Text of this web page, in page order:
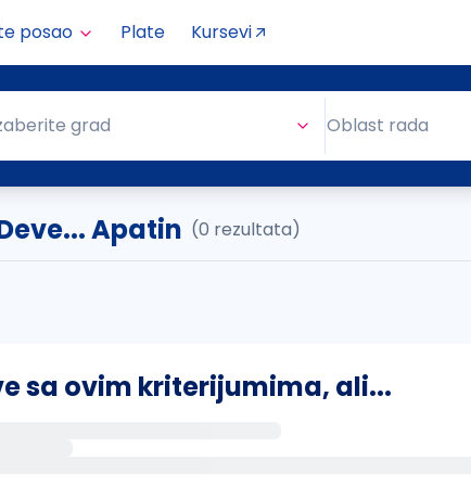
posao Plate Kursevi
grad Oblast rada
Apatin (0 rezultata)
sa ovim kriterijumima, ali...